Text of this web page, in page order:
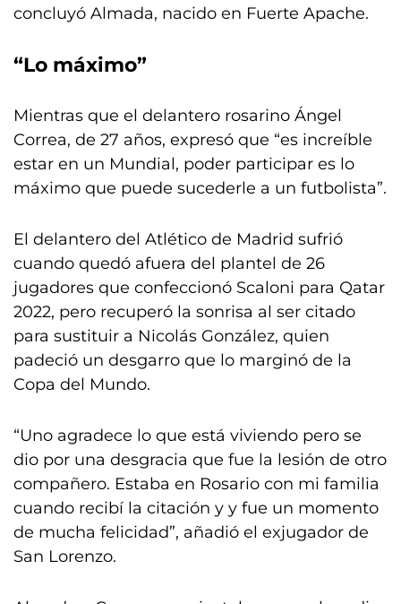
concluyó Almada, nacido en Fuerte Apache.
“Lo máximo”
Mientras que el delantero rosarino Ángel
Correa, de 27 años, expresó que “es increíble
estar en un Mundial, poder participar es lo
máximo que puede sucederle a un futbolista”.
El delantero del Atlético de Madrid sufrió
cuando quedó afuera del plantel de 26
jugadores que confeccionó Scaloni para Qatar
2022, pero recuperó la sonrisa al ser citado
para sustituir a Nicolás González, quien
padeció un desgarro que lo marginó de la
Copa del Mundo.
“Uno agradece lo que está viviendo pero se
dio por una desgracia que fue la lesión de otro
compañero. Estaba en Rosario con mi familia
cuando recibí la citación y y fue un momento
de mucha felicidad”, añadió el exjugador de
San Lorenzo.